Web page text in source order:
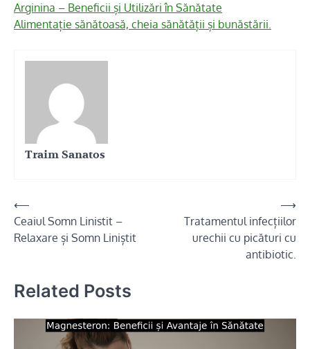
Arginina – Beneficii și Utilizări în Sănătate
Alimentație sănătoasă, cheia sănătății și bunăstării.
Traim Sanatos
Navigare
în
articole
⟵
Ceaiul Somn Linistit –
Relaxare și Somn Liniștit
Tratamentul infecțiilor
urechii cu picături cu
antibiotic.
⟶
Related Posts